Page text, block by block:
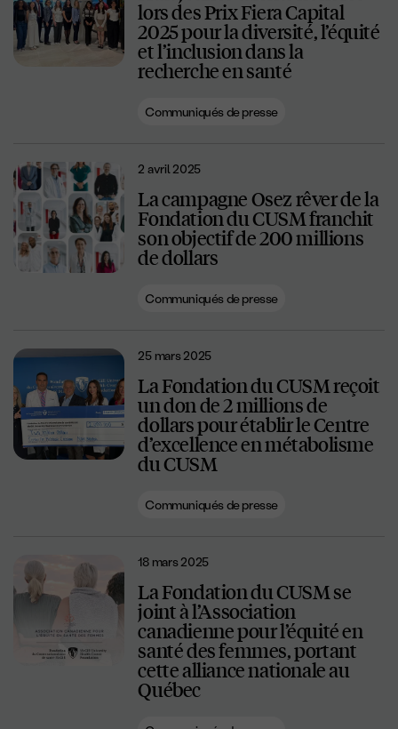
lors des Prix Fiera Capital
2025 pour la diversité, l’équité
et l’inclusion dans la
recherche en santé
Communiqués de presse
2 avril 2025
La campagne Osez rêver de la
Fondation du CUSM franchit
son objectif de 200 millions
de dollars
Communiqués de presse
25 mars 2025
La Fondation du CUSM reçoit
un don de 2 millions de
dollars pour établir le Centre
d’excellence en métabolisme
du CUSM
Communiqués de presse
18 mars 2025
La Fondation du CUSM se
joint à l’Association
canadienne pour l’équité en
santé des femmes, portant
cette alliance nationale au
Québec